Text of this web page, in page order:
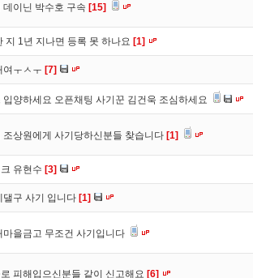
데이닌 박수호 구속 [15]
지 1년 지나면 등록 못 하나요 [1]
여ㅜㅅㅜ [7]
입양하세요 오픈채팅 사기꾼 김건욱 조심하세요
조상원에게 사기당하신분들 찾습니다 [1]
유현수 [3]
댈구 사기 입니다 [1]
마을금고 무조건 사기입니다
피해입으신분들 같이 신고해요 [6]